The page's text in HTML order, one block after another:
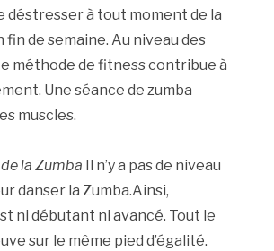
déstresser à tout moment de la
fin de semaine. Au niveau des
méthode de fitness contribue à
Une séance de zumba
muscles.
la Zumba Il n’y a pas de niveau
danser la Zumba.Ainsi,
ni débutant ni avancé. Tout le
sur le même pied d’égalité.